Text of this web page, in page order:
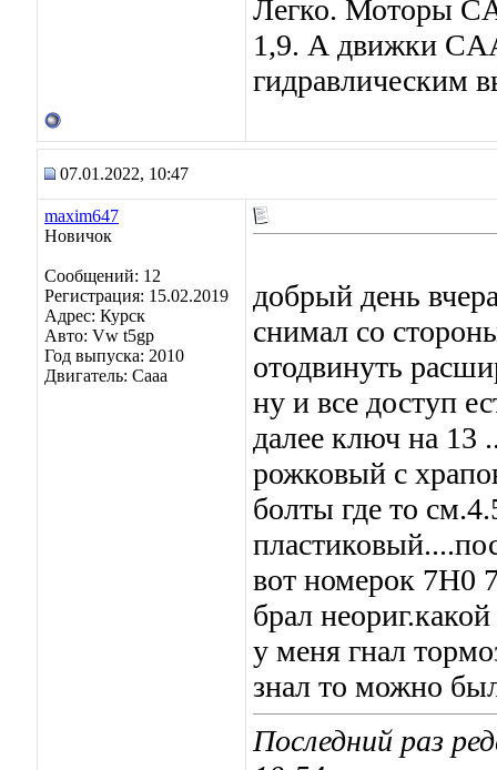
Легко. Моторы
1,9. А движки
гидравлическим
07.01.2022, 10:47
maxim647
Новичок
Сообщений: 12
Регистрация: 15.02.2019
Адрес: Курск
Авто: Vw t5gp
Год выпуска: 2010
Двигатель: Caaa
добрый день
снимал со
отодвинуть
ну и все доступ
далее ключ на 13
рожковый с
болты где то
вот номерок 7H0
брал
у меня гнал
знал то можно
Последний раз